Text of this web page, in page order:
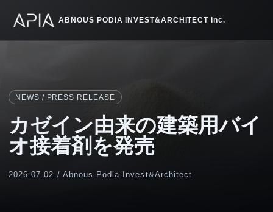
ABNOUS PODIA INVEST&ARCHITECT Inc.
NEWS / PRESS RELEASE
カゼイン由来の建築用バイ
オ接着剤を発売
2026.07.02 / Abnous Podia Invest&Architect